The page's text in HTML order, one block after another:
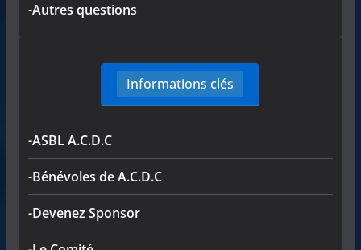
-Autres questions
Informations clés
-ASBL A.C.D.C
-Bénévoles de A.C.D.C
-Devenez Sponsor